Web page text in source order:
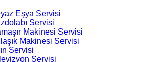
Eşya Servisi
Servisi
Makinesi Servisi
Makinesi Servisi
Servisi
Servisi